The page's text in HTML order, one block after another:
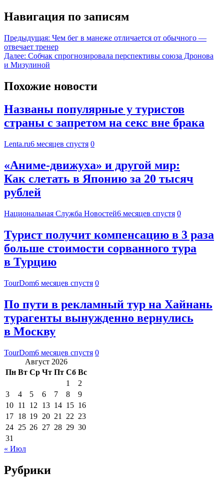
Навигация по записям
Предыдущая: Чем бег в манеже отличается от обычного —
отвечает тренер
Далее: Собчак спрогнозировала перспективы союза Дронова
и Мизулиной
Похожие новости
Названы популярные у туристов
страны с запретом на секс вне брака
Lenta.ru6 месяцев спустя 0
«Аниме-движуха» и другой мир:
Как слетать в Японию за 20 тысяч
рублей
Национальная Служба Новостей6 месяцев спустя 0
Турист получит компенсацию в 3 раза
больше стоимости сорванного тура
в Турцию
TourDom6 месяцев спустя 0
По пути в рекламный тур на Хайнань
турагенты вынужденно вернулись
в Москву
TourDom6 месяцев спустя 0
Август 2026
Пн Вт Ср Чт Пт Сб Вс
1
2
3
4 5 6 7 8
9
10 11 12 13 14 15 16
17 18 19 20 21 22 23
24 25 26 27 28 29 30
31
« Июл
Рубрики